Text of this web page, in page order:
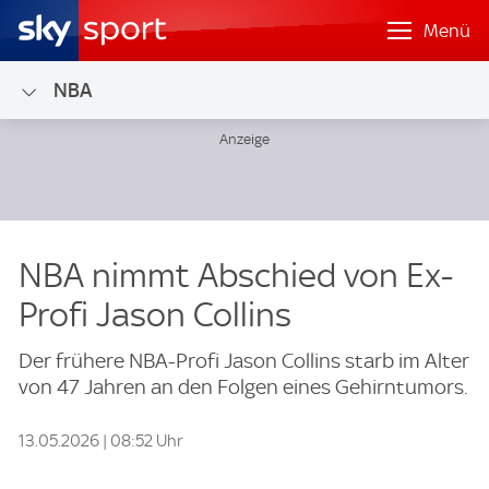
Menü
NBA
NBA nimmt Abschied von Ex-
Profi Jason Collins
Der frühere NBA-Profi Jason Collins starb im Alter
von 47 Jahren an den Folgen eines Gehirntumors.
13.05.2026 | 08:52 Uhr